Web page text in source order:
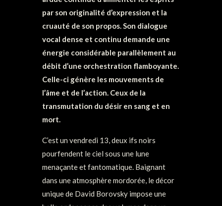
par son originalité d’expression et la
cruauté de son propos. Son dialogue
vocal dense et continu demande une
énergie considérable parallèlement au
débit d’une orchestration flamboyante.
Celle-ci génère les mouvements de
l’âme et de l’action. Ceux de la
transmutation du désir en sang et en
mort.
C’est un vendredi 13, deux ifs noirs
pourfendent le ciel sous une lune
menaçante et fantomatique. Baignant
dans une atmosphère mordorée, le décor
unique de David Borovsky impose une